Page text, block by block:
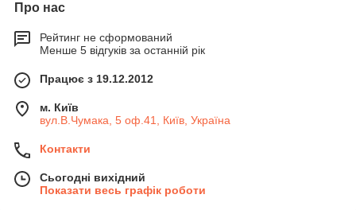
Про нас
Рейтинг не сформований
Менше 5 відгуків за останній рік
Працює з 19.12.2012
м. Київ
вул.В.Чумака, 5 оф.41, Київ, Україна
Контакти
Сьогодні вихідний
Показати весь графік роботи